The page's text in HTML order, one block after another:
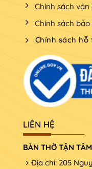
Chính sách
Chính sách
Chính sách hỗ
LIÊN HỆ
BÀN THỜ TẬN TÂM
Địa chỉ: 205